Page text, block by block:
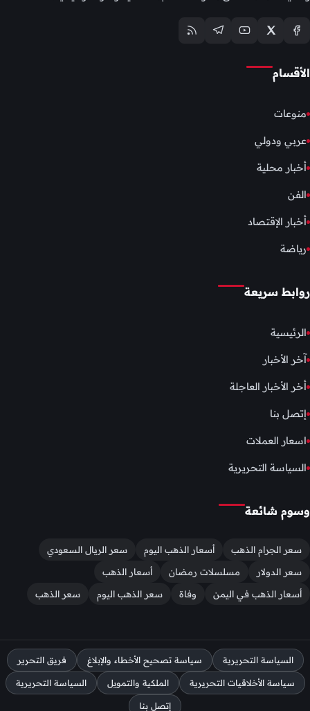
الأقسام
منوعات
عربي ودولي
أخبار محلية
الفن
أخبار الإقتصاد
رياضة
روابط سريعة
الرئيسية
آخر الأخبار
أخر الأخبار العاجلة
إتصل بنا
اسعار العملات
السياسة التحريرية
وسوم شائعة
سعر الجرام الذهب أسعار الذهب اليوم
سعر الريال السعودي
سعر الدولار
مسلسلات رمضان
أسعار الذهب
أسعار الذهب في اليمن
وفاة سعر الذهب اليوم سعر الذهب
السياسة التحريرية سياسة تصحيح الأخطاء والإبلاغ فريق التحرير
سياسة الأخلاقيات التحريرية الملكية والتمويل السياسة التحريرية
إتصل بنا